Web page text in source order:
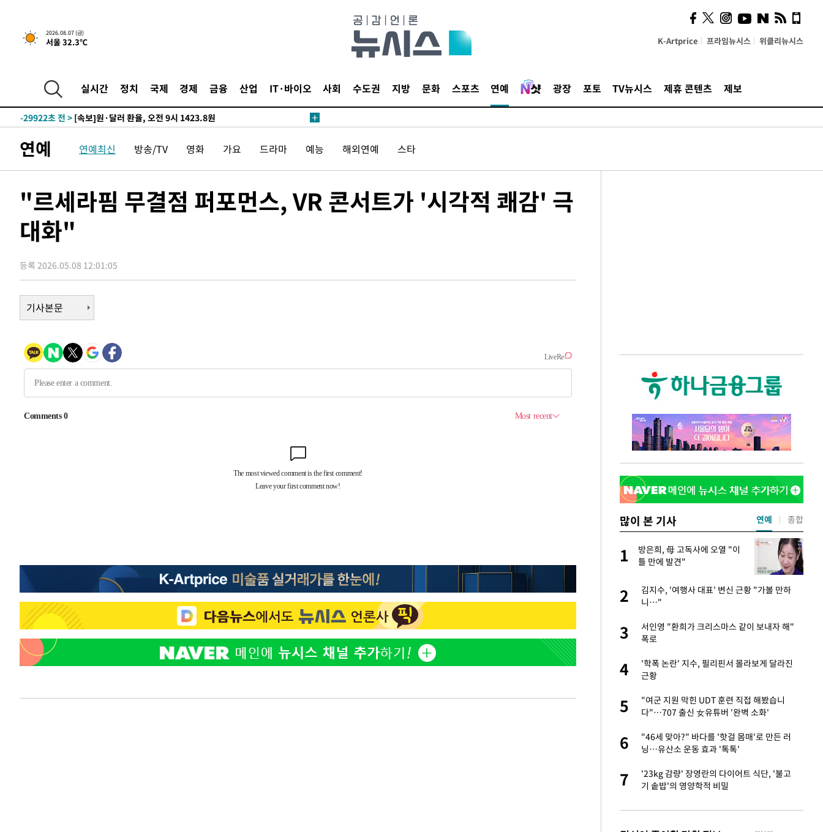
2026.08.07 (금)
서울 32.3℃ K-Artprice 프라임뉴시스 위클리뉴시스
실시간 정치 국제 경제 금융 산업 IT·바이오 사회 수도권 지방 문화 스포츠 연예 광장 포토 TV뉴시스 제휴 콘텐츠 제보
-15665초 전 >[속보] 뉴욕증시, 일제 하락 마감…나스닥 0.06%↓
-31773초 전 >"미 전국적 살모네라 식중독 원인은 멕시코산 할라피뇨"-- CDC
-30167초 전 >
[속보]합수본, '투표율 허위 입력' 중앙·서울·경기도 선관위 등 9곳
압수수색
-29922초 전 >
-29718초 전 > [속보]삼성전자·SK하이닉스 동반 강보합…1%대 상승 출발
-29672초 전 >
[속보]코스피, 6300선 재탈환…1.09% 오른 6365.07 개장
-26837초 전 >시리아 다마스쿠스 교외에서 미니버스 폭발.. 14명 부상, 3명은 중
-21099초 전 >
이란, 호르무즈서 "적국 목표물들"과 대치로 남부 케슘섬에서 두차
례 큰 폭발음
-19814초 전 >[속보]美, 폴리실리콘 수입 규제…파생제품 15% 관세, 120일 후
발효
-17965초 전 >
-31773초 전 >"미 전국적 살모네라 식중독 원인은 멕시코산 할라피뇨"-- CDC
-30167초 전 >
[속보]합수본, '투표율 허위 입력' 중앙·서울·경기도 선관위 등 9곳
압수수색
-29922초 전 >[속보]원·달러 환율, 오전 9시 1423.8원
-29718초 전 >[속보]삼성전자·SK하이닉스 동반 강보합…1%대 상승 출발
-29704초 전 >[속보]코스닥, 5.95포인트(0.74%) 상승한 807.62개장
[속보]美, 폴리실리콘 수입 규제…파생제품 15% 관세, 120일 후
[속보] 뉴욕증시, 일제 하락 마감…나스닥 0.06%↓
연예 연예최신 방송/TV 영화 가요 드라마 예능 해외연예 스타
"르세라핌 무결점 퍼포먼스, VR 콘서트가 '시각적 쾌감' 극
대화"
등록 2026.05.08 12:01:05
기사본문
많이 본 기사
2
김지수, '여행사 대표' 변신 근황 "가볼 만하
니…"
3
축구협회, 15년 전 심판 성 접대 파문에 "현
재는 내부 지침 준수"
4
"바지 벗고 앞뒤로 돌아야 했다"…탈북민 김
5
"신약 찾자"…정부 과제로 속도내는 K-제약
1
방은희, 母 고독사에 오열 "이
틀 만에 발견"
2
김지수, '여행사 대표' 변신 근황 "가볼 만하
니…"
3
서인영 "환희가 크리스마스 같이 보내자 해"
폭로
4
'학폭 논란' 지수, 필리핀서 몰라보게 달라진
근황
5
"여군 지원 막힌 UDT 훈련 직접 해봤습니
다"…707 출신 女유튜버 '완벽 소화'
6
"46세 맞아?" 바다를 '핫걸 몸매'로 만든 러
닝…유산소 운동 효과 '톡톡'
7
'23kg 감량' 장영란의 다이어트 식단, '불고
기 솥밥'의 영양학적 비밀
연예 종합